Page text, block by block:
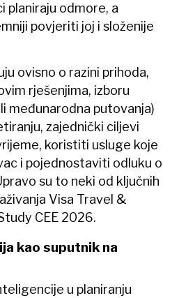
planiraju odmore, a
povjeriti joj i složenije
ovisno o razini prihoda,
rješenjima, izboru
međunarodna putovanja)
zajednički ciljevi
koristiti usluge koje
i pojednostaviti odluku o
su to neki od ključnih
Visa Travel &
CEE 2026.
kao suputnik na
u planiranju